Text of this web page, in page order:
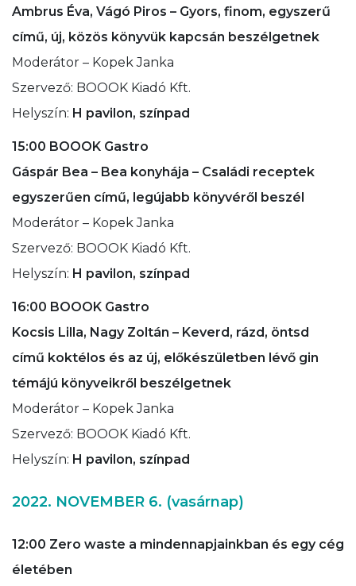
Ambrus Éva, Vágó Piros – Gyors, finom, egyszerű
című, új, közös könyvük kapcsán beszélgetnek
Moderátor – Kopek Janka
Szervező: BOOOK Kiadó Kft.
Helyszín: H pavilon, színpad
15:00 BOOOK Gastro
Gáspár Bea – Bea konyhája – Családi receptek
egyszerűen című, legújabb könyvéről beszél
Moderátor – Kopek Janka
Szervező: BOOOK Kiadó Kft.
Helyszín: H pavilon, színpad
16:00 BOOOK Gastro
Kocsis Lilla, Nagy Zoltán – Keverd, rázd, öntsd
című koktélos és az új, előkészületben lévő gin
témájú könyveikről beszélgetnek
Moderátor – Kopek Janka
Szervező: BOOOK Kiadó Kft.
Helyszín: H pavilon, színpad
2022. NOVEMBER 6. (vasárnap)
12:00 Zero waste a mindennapjainkban és egy cég
életében